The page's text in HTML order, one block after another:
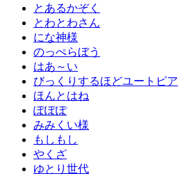
とあるかぞく
とわとわさん
にな神様
のっぺらぼう
はあ～い
びっくりするほどユートピア
ほんとはね
ぽぽぽ
みみくい様
もしもし
やくざ
ゆとり世代